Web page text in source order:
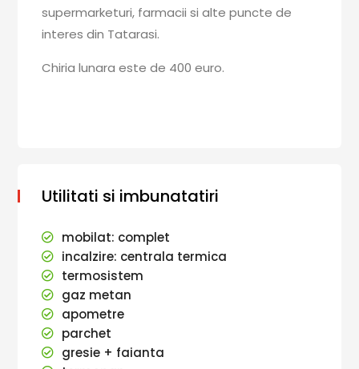
supermarketuri, farmacii si alte puncte de
interes din Tatarasi.
Chiria lunara este de 400 euro.
Utilitati si imbunatatiri
mobilat: complet
incalzire: centrala termica
termosistem
gaz metan
apometre
parchet
gresie + faianta